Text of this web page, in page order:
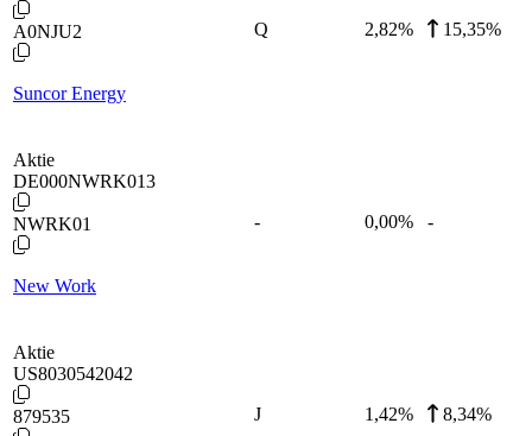
A0NJU2
Suncor Energy
Q 2,82% 15,35%
Aktie
DE000NWRK013
NWRK01
New Work
- 0,00% -
Aktie
US8030542042
879535 J 1,42% 8,34%